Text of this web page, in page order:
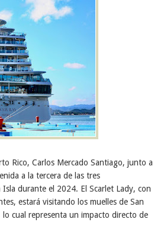
Rico, Carlos Mercado Santiago, junto a
a la tercera de las tres
durante el 2024. El Scarlet Lady, con
estará visitando los muelles de San
cual representa un impacto directo de